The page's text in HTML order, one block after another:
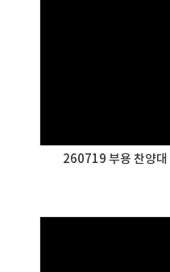
260719 부용 찬양